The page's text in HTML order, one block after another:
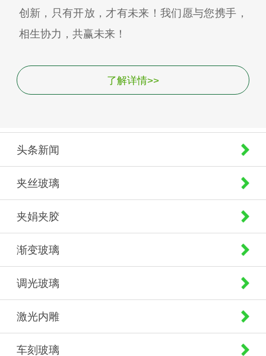
创新，只有开放，才有未来！我们愿与您携手，
相生协力，共赢未来！
了解详情>>
头条新闻
夹丝玻璃
夹娟夹胶
渐变玻璃
调光玻璃
激光内雕
车刻玻璃